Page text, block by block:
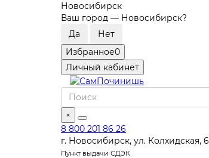
Новосибирск
Ваш город — Новосибирск?
Избранное0
Личный кабинет
×
8 800 201 86 26
г. Новосибирск, ул. Колхидская, 6
Пункт выдачи СДЭК